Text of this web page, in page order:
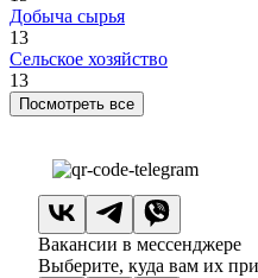
Добыча сырья
13
Сельское хозяйство
13
Посмотреть все
Вакансии в мессенджере
Выберите, куда вам их